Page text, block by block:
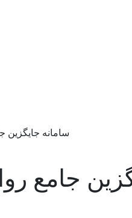
سامانه جایگزین
جامع